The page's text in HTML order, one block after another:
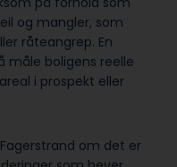
og mangler, som
råteangrep. En
måle boligens reelle
i prospekt eller
om det er